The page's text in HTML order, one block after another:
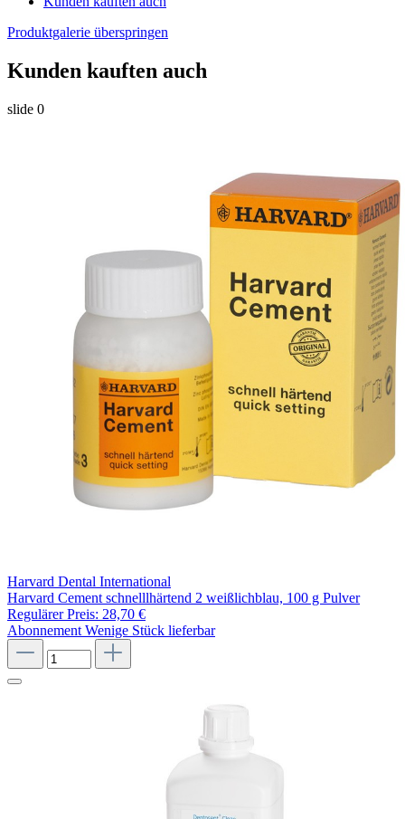
Produktgalerie überspringen
Kunden kauften auch
slide 0
Harvard Dental International
Harvard Cement schnelllhärtend 2 weißlichblau, 100 g Pulver
Regulärer Preis: 28,70 €
Abonnement Wenige Stück lieferbar